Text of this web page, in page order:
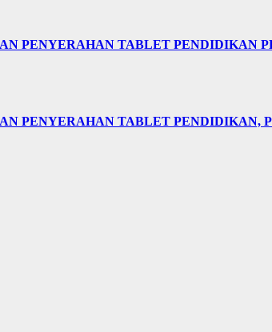
PENYERAHAN TABLET PENDIDIKAN
PENYERAHAN TABLET PENDIDIKAN,